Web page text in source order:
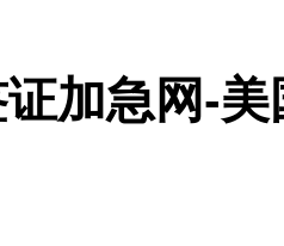
加急网-